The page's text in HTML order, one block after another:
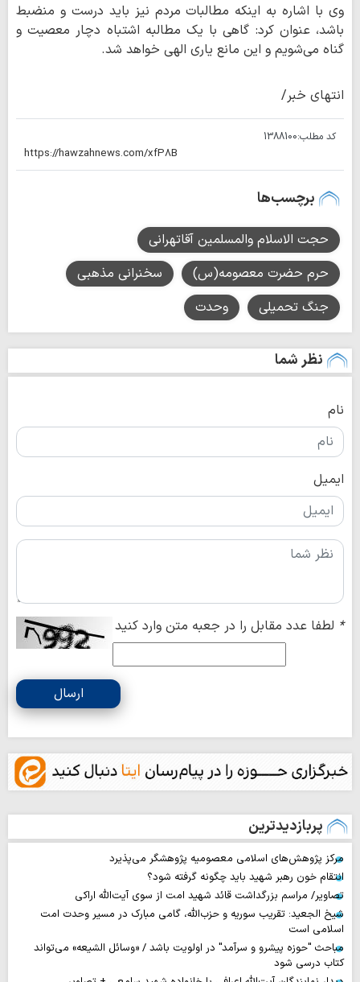
وی با اشاره به اینکه مطالبات مردم نیز باید درست و منضبط
باشد، عنوان کرد: گاهی با یک مطالبه اشتباه دچار معصیت و
گناه می‌شویم و این مانع یاری الهی خواهد شد.
انتهای خبر/
کد مطلب:1388100
برچسب‌ها
حجت الاسلام والمسلمین آقاتهرانی
حرم حضرت معصومه(س)
سخنرانی مذهبی
جنگ تحمیلی
وحدت
نظر شما
نام
ایمیل
* لطفا عدد مقابل را در جعبه متن وارد کنید
ارسال
پربازدیدترین
مرکز پژوهش‌های اسلامی معصومیه پژوهشگر می‌پذیرد
انتقام خون رهبر شهید باید چگونه گرفته شود؟
تصاویر/ مراسم بزرگداشت قائد شهید امت از سوی آیت‌الله اراکی
شیخ الجعید: تقریب سوریه و حزب‌الله، گامی مبارک در مسیر وحدت امت
اسلامی است
مباحث "حوزه پیشرو و سرآمد" در اولویت باشد / «وسائل الشیعه» می‌تواند
کتاب درسی شود